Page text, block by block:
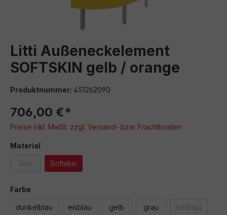
Litti Außeneckelement
SOFTSKIN gelb / orange
Produktnummer: 451262090
706,00 €*
Preise inkl. MwSt. zzgl. Versand- bzw. Frachtkosten
Material
Riol(Diese Option ist zurzeit nicht verfügbar.)
Softskin
Farbe
dunkelblau eisblau gelb grau hellblau
(Diese